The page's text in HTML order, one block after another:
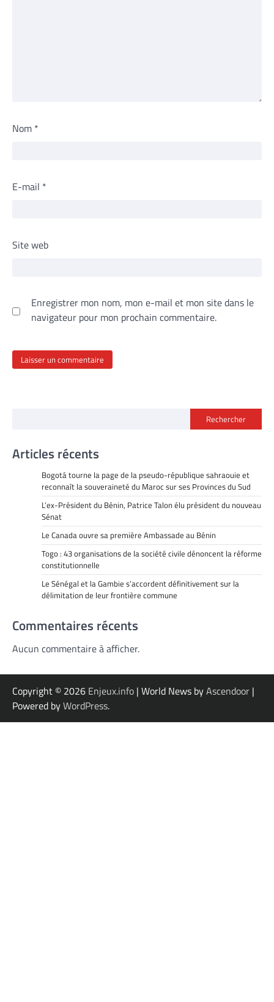
Nom *
E-mail *
Site web
Enregistrer mon nom, mon e-mail et mon site dans le
navigateur pour mon prochain commentaire.
Rechercher
Articles récents
Bogotá tourne la page de la pseudo-république sahraouie et
reconnaît la souveraineté du Maroc sur ses Provinces du Sud
L’ex-Président du Bénin, Patrice Talon élu président du nouveau
Sénat
Le Canada ouvre sa première Ambassade au Bénin
Togo : 43 organisations de la société civile dénoncent la réforme
constitutionnelle
Le Sénégal et la Gambie s’accordent définitivement sur la
délimitation de leur frontière commune
Commentaires récents
Aucun commentaire à afficher.
Copyright © 2026 Enjeux.info | World News byAscendoor |
Powered byWordPress.